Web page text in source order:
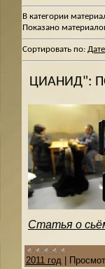
В категории
Показано
Сортировать по: Дате
ЦИАНИД":
Статья о
2011 год